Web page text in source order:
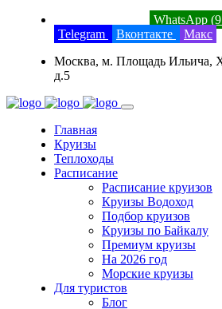
WhatsApp
Telegram
Вконтакте
Макс
Москва, м. Площадь Ильича,
д.5
Главная
Круизы
Теплоходы
Расписание
Расписание круизов
Круизы Водоход
Подбор круизов
Круизы по Байкалу
Премиум круизы
На 2026 год
Морские круизы
Для туристов
Блог